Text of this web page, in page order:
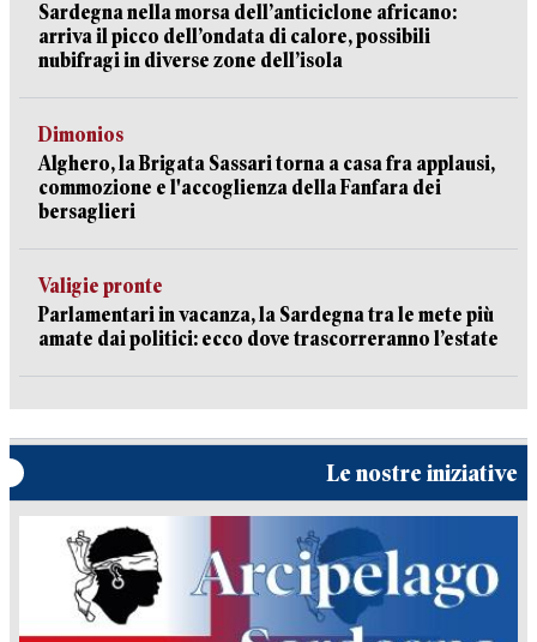
Sardegna nella morsa dell’anticiclone africano:
arriva il picco dell’ondata di calore, possibili
nubifragi in diverse zone dell’isola
Dimonios
Alghero, la Brigata Sassari torna a casa fra applausi,
commozione e l'accoglienza della Fanfara dei
bersaglieri
Valigie pronte
Parlamentari in vacanza, la Sardegna tra le mete più
amate dai politici: ecco dove trascorreranno l’estate
Le nostre iniziative